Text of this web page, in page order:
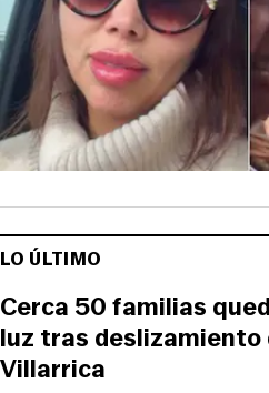
LO ÚLTIMO
Cerca 50 familias
luz tras deslizamiento
Villarrica